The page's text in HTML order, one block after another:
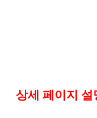
상세 페이지